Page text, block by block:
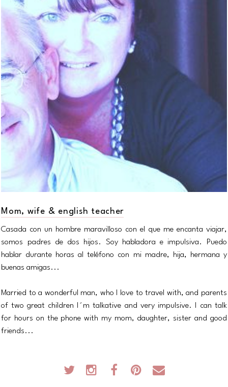
Mom, wife & english teacher
Casada con un hombre maravilloso con el que me encanta viajar,
somos padres de dos hijos. Soy habladora e impulsiva. Puedo
hablar durante horas al teléfono con mi madre, hija, hermana y
buenas amigas...
Married to a wonderful man, who I love to travel with, and parents
of two great children I´m talkative and very impulsive. I can talk
for hours on the phone with my mom, daughter, sister and good
friends...